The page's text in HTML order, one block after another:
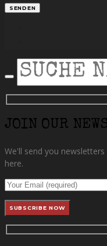
JOIN OUR
We'll send you
here.